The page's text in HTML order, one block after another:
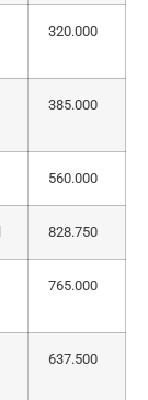
320.000
385.000
560.000
828.750
765.000
637.500